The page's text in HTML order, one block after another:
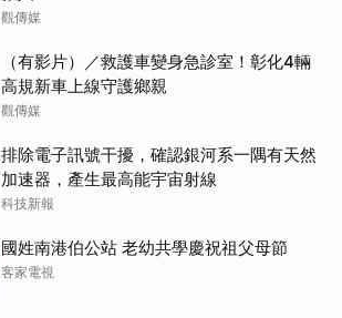
觀傳媒
（有影片）／救護車變身急診室！彰化4輛
高規新車上線守護鄉親
觀傳媒
排除電子訊號干擾，確認銀河系一隅有天然
加速器，產生最高能宇宙射線
科技新報
國姓南港伯公站 老幼共學慶祝祖父母節
客家電視